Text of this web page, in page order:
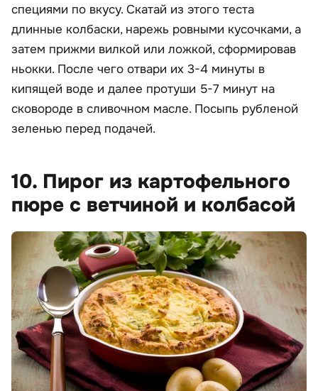
специями по вкусу. Скатай из этого теста
длинные колбаски, нарежь ровными кусочками, а
затем прижми вилкой или ложкой, сформировав
ньокки. После чего отвари их 3-4 минуты в
кипящей воде и далее протуши 5-7 минут на
сковороде в сливочном масле. Посыпь рубленой
зеленью перед подачей.
10. Пирог из картофельного
пюре с ветчиной и колбасой